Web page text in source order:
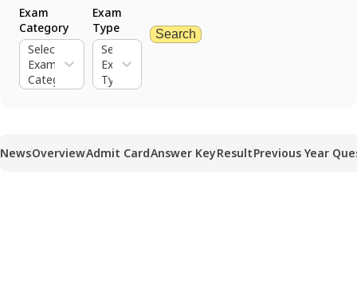
Exam
Category
Select
Exam
Category
Exam
Type
Select
Exam
Type
Search
NewsOverviewAdmit CardAnswer KeyResultPrevious Year